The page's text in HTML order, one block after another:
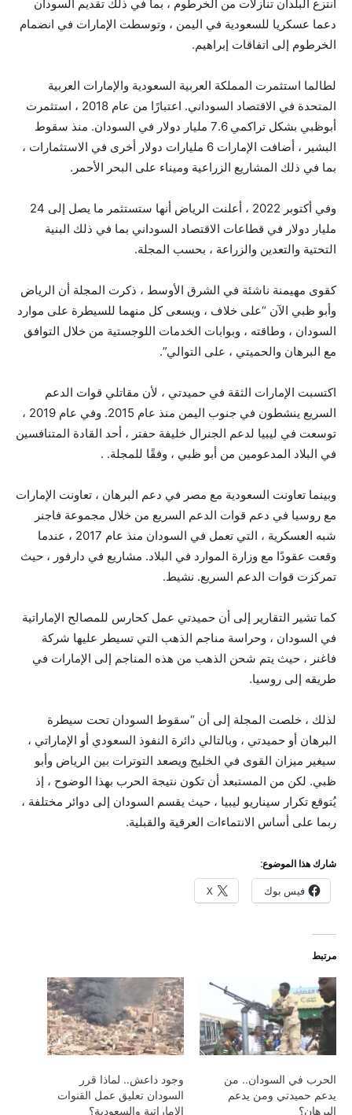
انتزع البلدان تنازلات من الخرطوم ، بما في ذلك تقديم السودان
دعما عسكريا للسعودية في اليمن ، وتوسطت الإمارات في انضمام
الخرطوم إلى اتفاقات إبراهيم.
لطالما استثمرت المملكة العربية السعودية والإمارات العربية
المتحدة في الاقتصاد السوداني. اعتبارًا من عام 2018 ، استثمرت
أبوظبي بشكل تراكمي 7.6 مليار دولار في السودان. منذ سقوط
البشير ، أضافت الإمارات 6 مليارات دولار أخرى في الاستثمارات ،
بما في ذلك المشاريع الزراعية وميناء على البحر الأحمر.
وفي أكتوبر 2022 ، أعلنت الرياض أنها ستستثمر ما يصل إلى 24
مليار دولار في قطاعات الاقتصاد السوداني بما في ذلك البنية
التحتية والتعدين والزراعة ، بحسب المجلة.
كقوى مهيمنة ناشئة في الشرق الأوسط ، ذكرت المجلة أن الرياض
وأبو ظبي الآن “على خلاف ، ويسعى كل منهما للسيطرة على موارد
السودان ، وطاقته ، وبوابات الخدمات اللوجستية من خلال التوافق
مع البرهان والحميتي ، على التوالي”.
اكتسبت الإمارات الثقة في حميدتي ، لأن مقاتلي قوات الدعم
السريع ينشطون في جنوب اليمن منذ عام 2015. وفي عام 2019 ،
توسعت في ليبيا لدعم الجنرال خليفة حفتر ، أحد القادة المتنافسين
في البلاد المدعومين من أبو ظبي ، وفقًا للمجلة. .
وبينما تعاونت السعودية مع مصر في دعم البرهان ، تعاونت الإمارات
مع روسيا في دعم قوات الدعم السريع من خلال مجموعة فاجنر
شبه العسكرية ، التي تعمل في السودان منذ عام 2017 ، عندما
وقعت عقودًا مع وزارة الموارد في البلاد. مشاريع في دارفور ، حيث
تمركزت قوات الدعم السريع. نشيط.
كما تشير التقارير إلى أن حميدتي عمل كحارس للمصالح الإماراتية
في السودان ، وحراسة مناجم الذهب التي تسيطر عليها شركة
فاغنر ، حيث يتم شحن الذهب من هذه المناجم إلى الإمارات في
طريقه إلى روسيا.
لذلك ، خلصت المجلة إلى أن “سقوط السودان تحت سيطرة
البرهان أو حميدتي ، وبالتالي دائرة النفوذ السعودي أو الإماراتي ،
سيغير ميزان القوى في الخليج ويصعد التوترات بين الرياض وأبو
ظبي. لكن من المستبعد أن تكون نتيجة الحرب بهذا الوضوح ، إذ
يُتوقع تكرار سيناريو ليبيا ، حيث يقسم السودان إلى دوائر مختلفة ،
ربما على أساس الانتماءات العرقية والقبلية.
شارك هذا الموضوع:
فيس بوك X
مرتبط
الحرب في السودان.. من
يدعم حميدتي ومن يدعم
البرهان؟
وجود داعش.. لماذا قرر
السودان تعليق عمل القنوات
الإماراتية والسعودية؟